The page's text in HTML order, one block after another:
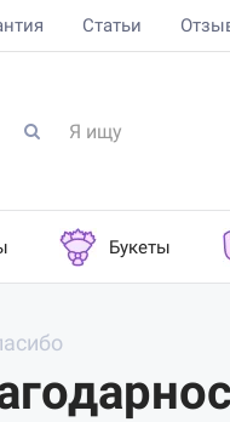
Статьи
Букеты